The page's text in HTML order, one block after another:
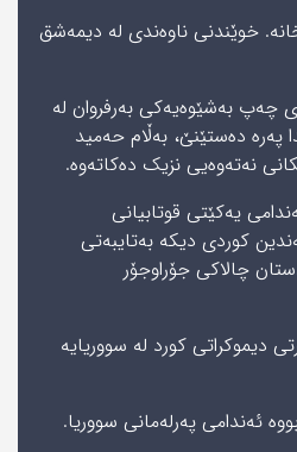
قوتابخانە. خوێندنی ناوەندی لە دیمەشق
چەپ بەشێوەیەکی بەرفروان لە
پەرە دەستێنێ، بەڵام حەمید
نەتەوەیی نزیک دەکاتەوە.
یەکێتی قوتابیانی
کوردی دیکە بەتایبەتی
چالاکی جۆراوجۆر
دیموکراتی کورد لە سووریایه‌